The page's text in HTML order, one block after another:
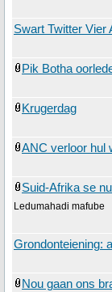
Swart Twitter Vier
Pik Botha
Krugerdag
ANC verloor hul
Suid-Afrika se
Ledumahadi mafube
Grondonteiening:
Nou gaan ons